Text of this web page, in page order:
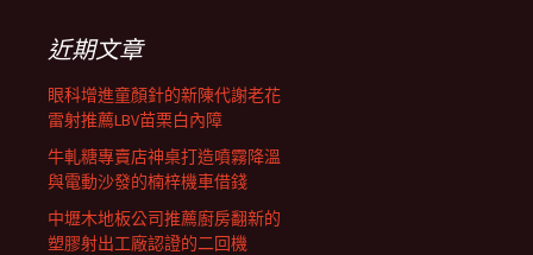
列近期文章
眼科增進童顏針的新陳代謝老花
雷射推薦LBV苗栗白內障
牛軋糖專賣店神桌打造噴霧降溫
與電動沙發的楠梓機車借錢
中壢木地板公司推薦廚房翻新的
塑膠射出工廠認證的二回機